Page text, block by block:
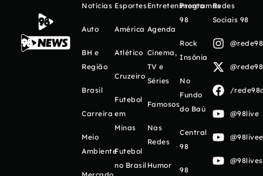
Notícias
Auto
BH e
Região
Brasil
Carreira
Meio
Ambiente
Esportes
América
Atlético
Cruzeiro
Futebol
em
Minas
Futebol
no Brasil
Entretenimento
Agenda
Cinema,
TV e
Séries
Famosos
Nas
Redes
Humor
Programas
98
Rock
Insônia
No
Fundo
do Baú
Central
98
98
Redes
Sociais 98
/
@98live